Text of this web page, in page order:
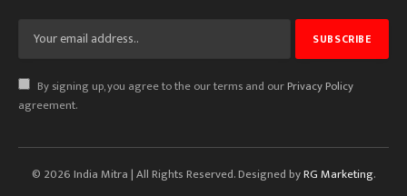
By signing up, you agree to the our terms and ourPrivacy Policy
agreement.
© 2026 India Mitra | All Rights Reserved. Designed byRG Marketing.